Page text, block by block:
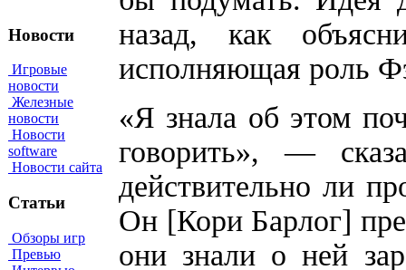
Новости
Игровые
новости
Железные
новости
Новости
software
Новости сайта
Статьи
Обзоры игр
Превью
назад, как
исполняющая роль
«Я знала об этом
говорить», —
действительно ли
Он [Кори Барлог]
они знали о ней